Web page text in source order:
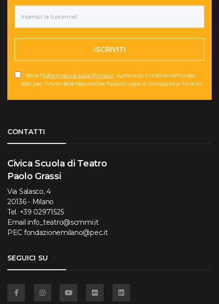
ISCRIVITI
letta l'Informativa sulla Privacy , autorizzo il trattamento dei
dati per l'invio delle Newsletter facenti capo a Fondazione Milano.
CONTATTI
Civica Scuola di Teatro
Paolo Grassi
Via Salasco, 4
20136 - Milano
Tel. +39 02971525
Email info_teatro@scmmi.it
PEC fondazionemilano@pec.it
SEGUICI SU